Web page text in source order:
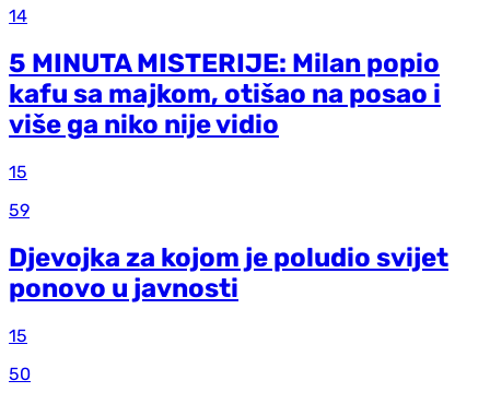
14
5 MINUTA MISTERIJE: Milan popio
kafu sa majkom, otišao na posao i
više ga niko nije vidio
15
59
Djevojka za kojom je poludio svijet
ponovo u javnosti
15
50